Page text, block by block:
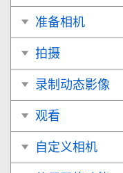
准备相机
拍摄
录制动态影像
观看
自定义相机